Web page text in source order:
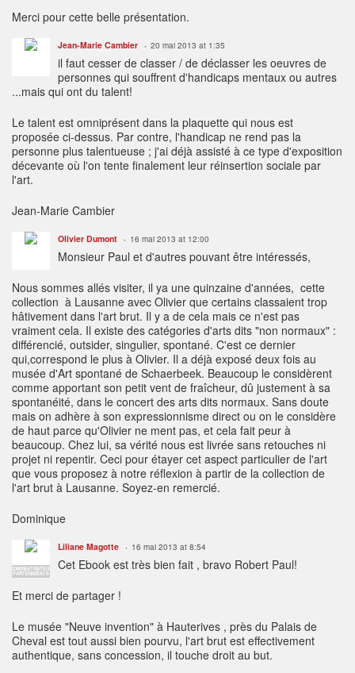
Merci pour cette belle présentation.
Jean-Marie Cambier 20 mai 2013 at 1:35
il faut cesser de classer / de déclasser les oeuvres de
personnes qui souffrent d'handicaps mentaux ou autres
...mais qui ont du talent!
Le talent est omniprésent dans la plaquette qui nous est
proposée ci-dessus. Par contre, l'handicap ne rend pas la
personne plus talentueuse ; j'ai déjà assisté à ce type d'exposition
décevante où l'on tente finalement leur réinsertion sociale par
l'art.
Jean-Marie Cambier
Olivier Dumont 16 mai 2013 at 12:00
Monsieur Paul et d'autres pouvant être intéressés,
Nous sommes allés visiter, il ya une quinzaine d'années, cette
collection à Lausanne avec Olivier que certains classaient trop
hâtivement dans l'art brut. Il y a de cela mais ce n'est pas
vraiment cela. Il existe des catégories d'arts dits "non normaux" :
différencié, outsider, singulier, spontané. C'est ce dernier
qui,correspond le plus à Olivier. Il a déjà exposé deux fois au
musée d'Art spontané de Schaerbeek. Beaucoup le considèrent
comme apportant son petit vent de fraîcheur, dû justement à sa
spontanéité, dans le concert des arts dits normaux. Sans doute
mais on adhère à son expressionnisme direct ou on le considère
de haut parce qu'Olivier ne ment pas, et cela fait peur à
beaucoup. Chez lui, sa vérité nous est livrée sans retouches ni
projet ni repentir. Ceci pour étayer cet aspect particulier de l'art
que vous proposez à notre réflexion à partir de la collection de
l'art brut à Lausanne. Soyez-en remercié.
Dominique
ADMINISTRATEUR
PARTENARIATS
Liliane Magotte 16 mai 2013 at 8:54
Cet Ebook est très bien fait , bravo Robert Paul!
Et merci de partager !
Le musée "Neuve invention" à Hauterives , près du Palais de
Cheval est tout aussi bien pourvu, l'art brut est effectivement
authentique, sans concession, il touche droit au but.